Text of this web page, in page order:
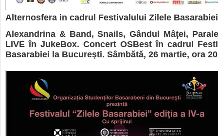
Alternosfera in cadrul Festivalului Zilele Basarabiei
Alexandrina & Band, Snails, Gândul Mâţei,
LIVE în JukeBox. Concert OSBest în cadrul
Basarabiei la Bucureşti. Sâmbătă, 26 martie, ora